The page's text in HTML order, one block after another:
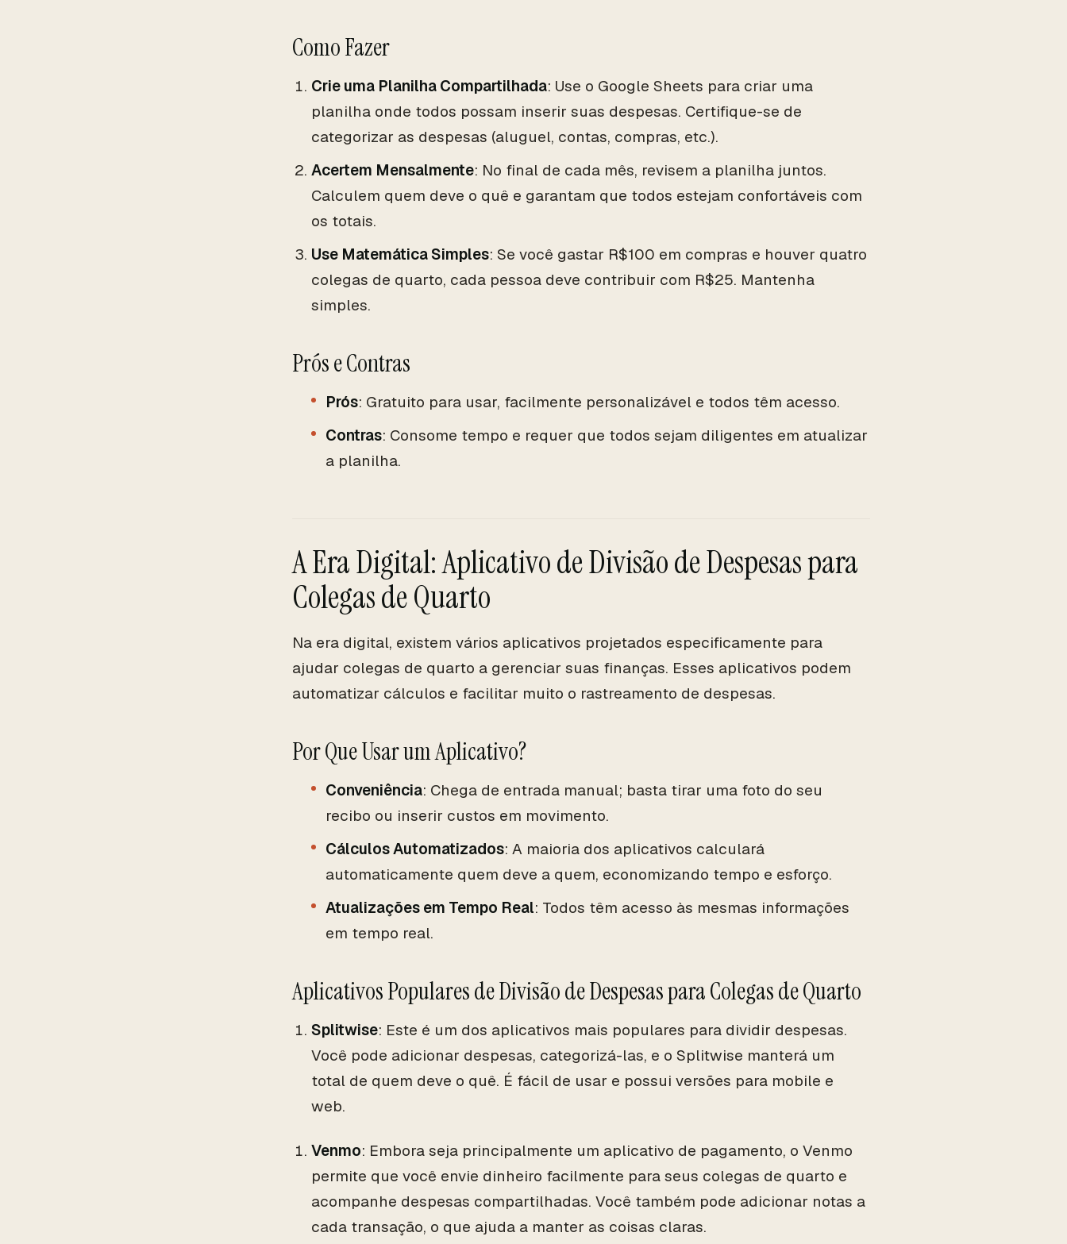
Como Fazer
Crie uma Planilha Compartilhada: Use o Google Sheets para criar uma
planilha onde todos possam inserir suas despesas. Certifique-se de
categorizar as despesas (aluguel, contas, compras, etc.).
Acertem Mensalmente: No final de cada mês, revisem a planilha juntos.
Calculem quem deve o quê e garantam que todos estejam confortáveis com
os totais.
Use Matemática Simples: Se você gastar R$100 em compras e houver quatro
colegas de quarto, cada pessoa deve contribuir com R$25. Mantenha
simples.
Prós e Contras
Prós: Gratuito para usar, facilmente personalizável e todos têm acesso.
Contras: Consome tempo e requer que todos sejam diligentes em atualizar
a planilha.
A Era Digital: Aplicativo de Divisão de Despesas para
Colegas de Quarto
Na era digital, existem vários aplicativos projetados especificamente para
ajudar colegas de quarto a gerenciar suas finanças. Esses aplicativos podem
automatizar cálculos e facilitar muito o rastreamento de despesas.
Por Que Usar um Aplicativo?
Conveniência: Chega de entrada manual; basta tirar uma foto do seu
recibo ou inserir custos em movimento.
Cálculos Automatizados: A maioria dos aplicativos calculará
automaticamente quem deve a quem, economizando tempo e esforço.
Atualizações em Tempo Real: Todos têm acesso às mesmas informações
em tempo real.
Aplicativos Populares de Divisão de Despesas para Colegas de Quarto
Splitwise: Este é um dos aplicativos mais populares para dividir despesas.
Você pode adicionar despesas, categorizá-las, e o Splitwise manterá um
total de quem deve o quê. É fácil de usar e possui versões para mobile e
web.
Venmo: Embora seja principalmente um aplicativo de pagamento, o Venmo
permite que você envie dinheiro facilmente para seus colegas de quarto e
acompanhe despesas compartilhadas. Você também pode adicionar notas a
cada transação, o que ajuda a manter as coisas claras.